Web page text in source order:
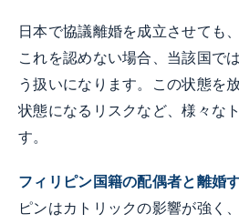
日本で協議離婚を成立させても
これを認めない場合、当該国で
う扱いになります。この状態を
状態になるリスクなど、様々な
す。
フィリピン国籍の配偶者と離婚
ピンはカトリックの影響が強く